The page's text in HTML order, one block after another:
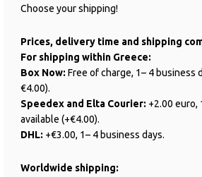
Choose your shipping!
Prices, delivery time and shipping
For shipping within Greece:
Box Now: Free of charge, 1– 4 business
€4.00).
Speedex and Elta Courier: +2.00 euro,
available (+€4.00).
DHL: +€3.00, 1– 4 business days.
Worldwide shipping: